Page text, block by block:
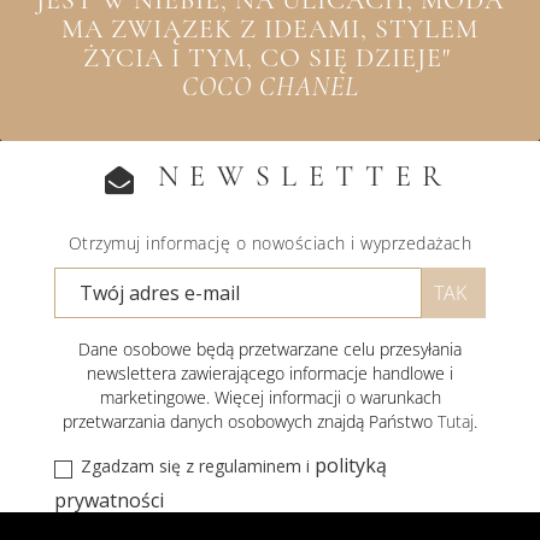
MA ZWIĄZEK Z IDEAMI, STYLEM
ŻYCIA I TYM, CO SIĘ DZIEJE"
COCO CHANEL
NEWSLETTER
Otrzymuj informację o nowościach i wyprzedażach
Dane osobowe będą przetwarzane celu przesyłania
newslettera zawierającego informacje handlowe i
marketingowe. Więcej informacji o warunkach
przetwarzania danych osobowych znajdą Państwo Tutaj.
Zgadzam się z regulaminem i polityką
prywatności